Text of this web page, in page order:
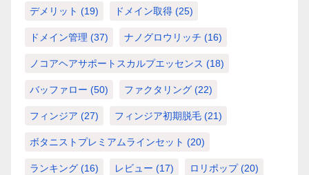
デメリット (19) ドメイン取得 (25)
ドメイン管理 (37) ナノグロウリッチ (16)
ノコアヘアサポートスカルプエッセンス (18)
バッファロー (50) ファクタリング (22)
フィンジア (27) フィンジア初期脱毛 (21)
ボタニストプレミアムラインセット (20)
ランキング (16) レビュー (17) ロリポップ(20)